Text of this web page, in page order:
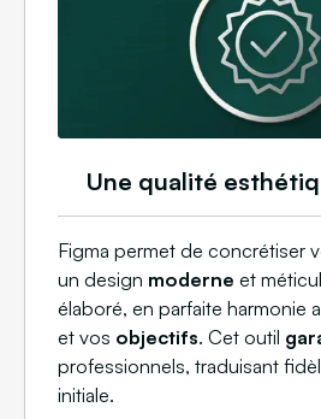
Une qualité
Figma permet de concrétiser
un design moderne et
élaboré, en parfaite harmonie
et vos objectifs. Cet outil
professionnels, traduisant
initiale.